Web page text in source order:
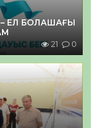
ЕЛ БОЛАШАҒЫ
21 0